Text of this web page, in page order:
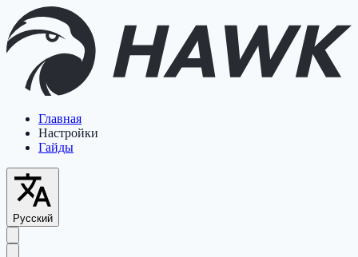
Главная
Настройки
Гайды
Русский